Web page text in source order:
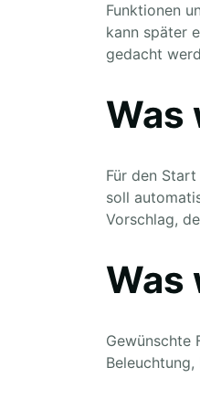
Funktionen
kann später
gedacht
Was
Für den
soll
Vorschlag,
Was
Gewünschte